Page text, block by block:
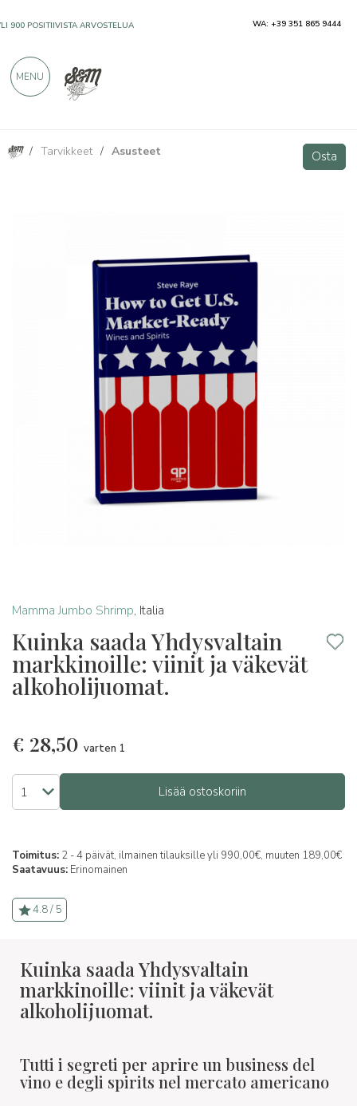
/ Tarvikkeet / Asusteet Osta
Mamma Jumbo Shrimp, Italia
Kuinka saada Yhdysvaltain
markkinoille: viinit ja väkevät
alkoholijuomat.
€ 28,50 varten 1
Lisää ostoskoriin
Toimitus: 2 - 4 päivät, ilmainen tilauksille yli 990,00€, muuten 189,00€
Saatavuus: Erinomainen
4.8 / 5
Kuinka saada Yhdysvaltain
markkinoille: viinit ja väkevät
alkoholijuomat.
Tutti i segreti per aprire un business del
vino e degli spirits nel mercato americano
Osta
900 POSITIIVISTA ARVOSTELUA WA: +39 351 865 9444
MENU